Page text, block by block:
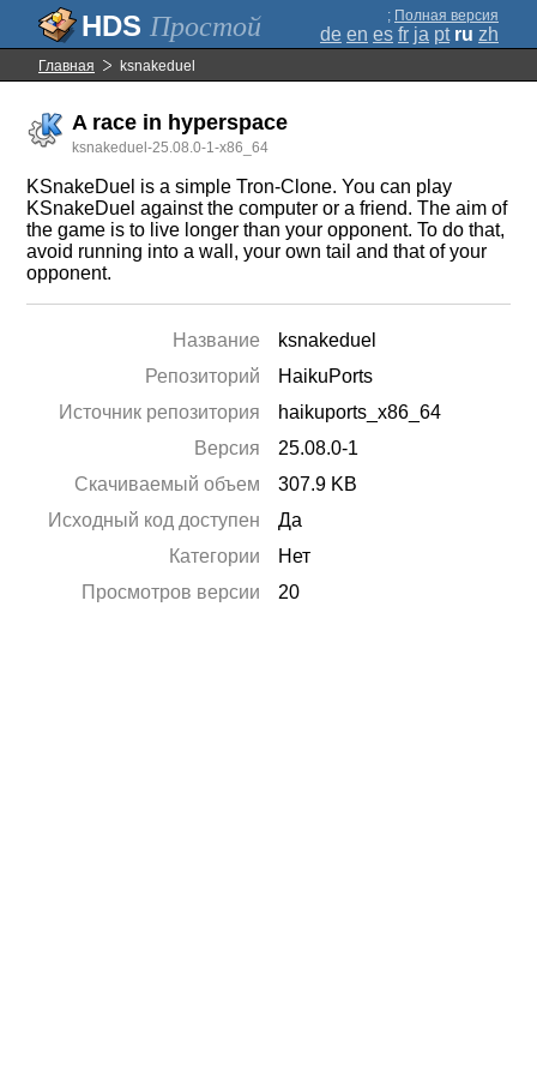
Простой ; Полная версия
de en es fr ja pt ru zh
Главная ksnakeduel
A race in hyperspace
ksnakeduel-25.08.0-1-x86_64
KSnakeDuel is a simple Tron-Clone. You can play
KSnakeDuel against the computer or a friend. The aim of
the game is to live longer than your opponent. To do that,
avoid running into a wall, your own tail and that of your
opponent.
Название
ksnakeduel
Репозиторий
HaikuPorts
Источник репозитория
haikuports_x86_64
Версия
25.08.0-1
Скачиваемый объем
307.9 KB
Исходный код доступен
Да
Категории
Нет
Просмотров версии
20